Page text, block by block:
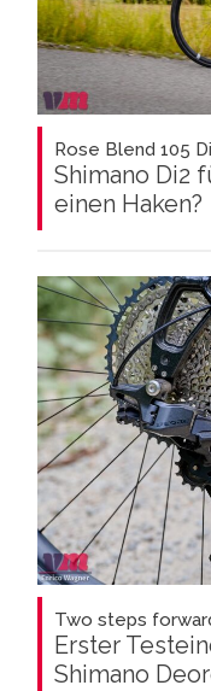
Rose Blend 105
Shimano Di2
einen Haken?
Two steps
Erster
Shimano